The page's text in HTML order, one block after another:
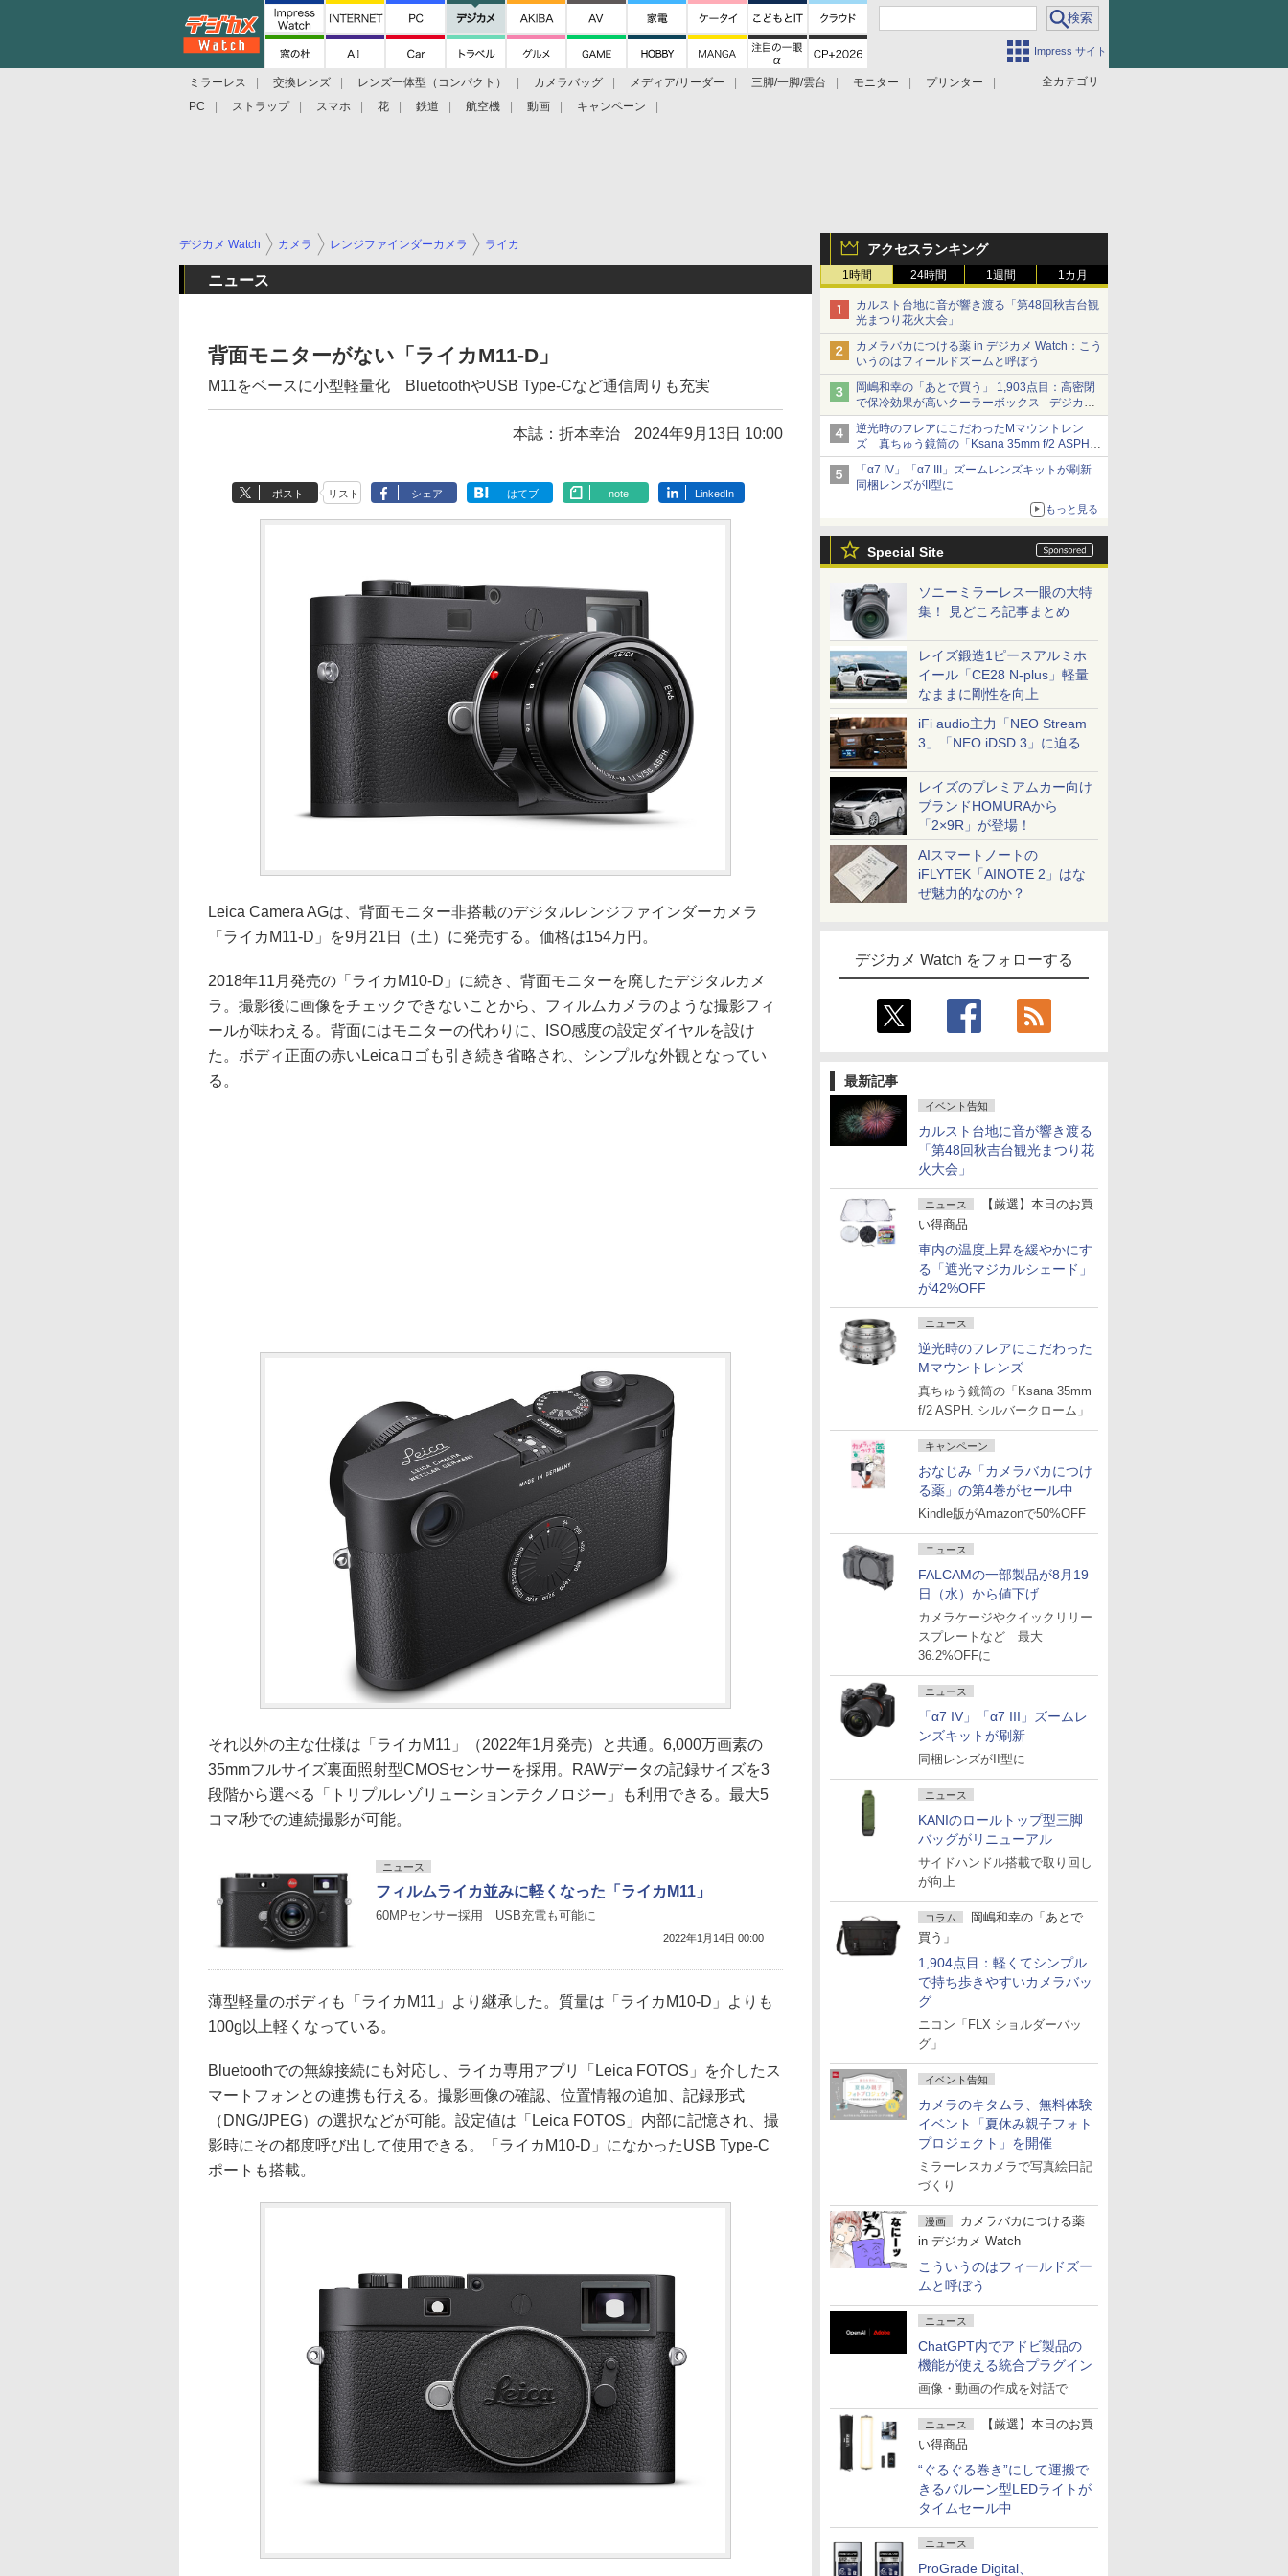
Impress サイト
全カテゴリ
ミラーレス 交換レンズ レンズ一体型（コンパクト） カメラバッグ メディア/リーダー 三脚/一脚/雲台 モニター
プリンター
PC
ストラップ スマホ 花 鉄道 航空機 動画 キャンペーン
アクセスランキング
1時間 24時間 1週間 1カ月
カルスト台地に音が響き渡る「第48回秋吉台観
光まつり花火大会」
カメラバカにつける薬 in デジカメ Watch：こう
いうのはフィールドズームと呼ぼう
岡嶋和幸の「あとで買う」 1,903点目：高密閉
で保冷効果が高いクーラーボックス - デジカメ
Watch
逆光時のフレアにこだわったMマウントレン
ズ 真ちゅう鏡筒の「Ksana 35mm f/2 ASPH.
シルバークローム」
「α7 IV」「α7 III」ズームレンズキットが刷新
同梱レンズがII型に
もっと見る
Special Site
ソニーミラーレス一眼の大特
集！ 見どころ記事まとめ
レイズ鍛造1ピースアルミホ
イール「CE28 N-plus」軽量
なままに剛性を向上
iFi audio主力「NEO Stream
3」「NEO iDSD 3」に迫る
レイズのプレミアムカー向け
ブランドHOMURAから
「2×9R」が登場！
AIスマートノートの
iFLYTEK「AINOTE 2」はな
ぜ魅力的なのか？
デジカメ Watch をフォローする
最新記事
イベント告知
カルスト台地に音が響き渡る
「第48回秋吉台観光まつり花
火大会」
ニュース
【厳選】本日のお買
い得商品
車内の温度上昇を緩やかにす
る「遮光マジカルシェード」
が42%OFF
ニュース
逆光時のフレアにこだわった
Mマウントレンズ
真ちゅう鏡筒の「Ksana 35mm
f/2 ASPH. シルバークローム」
キャンペーン
おなじみ「カメラバカにつけ
る薬」の第4巻がセール中
Kindle版がAmazonで50%OFF
ニュース
FALCAMの一部製品が8月19
日（水）から値下げ
カメラケージやクイックリリー
スプレートなど 最大
36.2%OFFに
ニュース
「α7 IV」「α7 III」ズームレ
ンズキットが刷新
同梱レンズがII型に
ニュース
KANIのロールトップ型三脚
バッグがリニューアル
サイドハンドル搭載で取り回し
が向上
コラム
岡嶋和幸の「あとで
買う」
1,904点目：軽くてシンプル
で持ち歩きやすいカメラバッ
グ
ニコン「FLX ショルダーバッ
グ」
イベント告知
カメラのキタムラ、無料体験
イベント「夏休み親子フォト
プロジェクト」を開催
ミラーレスカメラで写真絵日記
づくり
漫画
カメラバカにつける薬
in デジカメ Watch
こういうのはフィールドズー
ムと呼ぼう
ニュース
ChatGPT内でアドビ製品の
機能が使える統合プラグイン
画像・動画の作成を対話で
ニュース
【厳選】本日のお買
い得商品
“ぐるぐる巻き”にして運搬で
きるバルーン型LEDライトが
タイムセール中
ニュース
ProGrade Digital、
デジカメ Watch カメラ レンジファインダーカメラ ライカ
ニュース
背面モニターがない「ライカM11-D」
M11をベースに小型軽量化 BluetoothやUSB Type-Cなど通信周りも充実
本誌：折本幸治 2024年9月13日 10:00
ポスト リスト シェア はてブ note LinkedIn
Leica Camera AGは、背面モニター非搭載のデジタルレンジファインダーカメラ
「ライカM11-D」を9月21日（土）に発売する。価格は154万円。
2018年11月発売の「ライカM10-D」に続き、背面モニターを廃したデジタルカメ
ラ。撮影後に画像をチェックできないことから、フィルムカメラのような撮影フィ
ールが味わえる。背面にはモニターの代わりに、ISO感度の設定ダイヤルを設け
た。ボディ正面の赤いLeicaロゴも引き続き省略され、シンプルな外観となってい
る。
それ以外の主な仕様は「ライカM11」（2022年1月発売）と共通。6,000万画素の
35mmフルサイズ裏面照射型CMOSセンサーを採用。RAWデータの記録サイズを3
段階から選べる「トリプルレゾリューションテクノロジー」も利用できる。最大5
コマ/秒での連続撮影が可能。
ニュース
フィルムライカ並みに軽くなった「ライカM11」
60MPセンサー採用 USB充電も可能に
2022年1月14日 00:00
薄型軽量のボディも「ライカM11」より継承した。質量は「ライカM10-D」よりも
100g以上軽くなっている。
Bluetoothでの無線接続にも対応し、ライカ専用アプリ「Leica FOTOS」を介したス
マートフォンとの連携も行える。撮影画像の確認、位置情報の追加、記録形式
（DNG/JPEG）の選択などが可能。設定値は「Leica FOTOS」内部に記憶され、撮
影時にその都度呼び出して使用できる。「ライカM10-D」になかったUSB Type-C
ポートも搭載。